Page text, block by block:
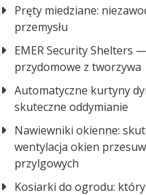
Pręty miedziane:
przemysłu
EMER Security Shelters
przydomowe z tworzywa
Automatyczne kurtyny
skuteczne oddymianie
Nawiewniki okienne:
wentylacja okien
przylgowych
Kosiarki do ogrodu: